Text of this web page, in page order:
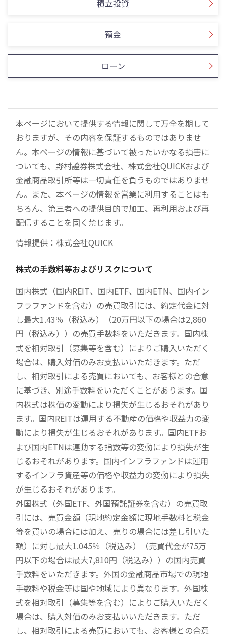
積立投資
預金
ローン
本ページにおいて提供する情報に関して万全を期して
おりますが、その内容を保証するものではありませ
ん。本ページの情報に基づいて被ったいかなる損害に
ついても、野村證券株式会社、株式会社QUICKおよび
金融商品取引所等は一切責任を負うものではありませ
ん。また、本ページの情報を営業に利用することはも
ちろん、第三者への提供目的で加工、再利用および再
配信することを固く禁じます。
情報提供：株式会社QUICK
株式の手数料等およびリスクについて
国内株式（国内REIT、国内ETF、国内ETN、国内イン
フラファンドを含む）の売買取引には、約定代金に対
し最大1.43％（税込み）（20万円以下の場合は2,860
円（税込み））の売買手数料をいただきます。国内株
式を相対取引（募集等を含む）によりご購入いただく
場合は、購入対価のみお支払いいただきます。ただ
し、相対取引による売買においても、お客様との合意
に基づき、別途手数料をいただくことがあります。国
内株式は株価の変動により損失が生じるおそれがあり
ます。国内REITは運用する不動産の価格や収益力の変
動により損失が生じるおそれがあります。国内ETFお
よび国内ETNは連動する指数等の変動により損失が生
じるおそれがあります。国内インフラファンドは運用
するインフラ資産等の価格や収益力の変動により損失
が生じるおそれがあります。
外国株式（外国ETF、外国預託証券を含む）の売買取
引には、売買金額（現地約定金額に現地手数料と税金
等を買いの場合には加え、売りの場合には差し引いた
額）に対し最大1.045％（税込み）（売買代金が75万
円以下の場合は最大7,810円（税込み））の国内売買
手数料をいただきます。外国の金融商品市場での現地
手数料や税金等は国や地域により異なります。外国株
式を相対取引（募集等を含む）によりご購入いただく
場合は、購入対価のみお支払いいただきます。ただ
し、相対取引による売買においても、お客様との合意